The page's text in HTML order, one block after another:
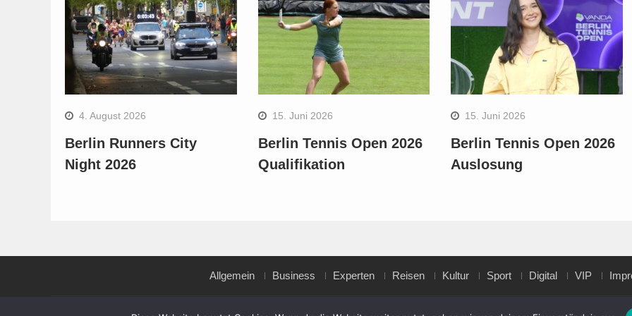
4. August 2026
Berlin Runners City
Night 2026
15. Juni 2026
Berlin Tennis Open 2026
Qualifikation
15. Juni 2026
Berlin Tennis Open 2026
Auslosung
Allgemein Business Experten Reisen Kultur Sport Digital VIP